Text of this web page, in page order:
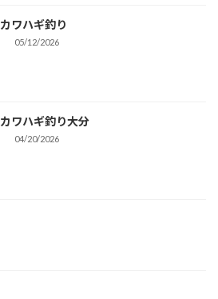
カワハギ釣り
05/12/2026
カワハギ釣り大分
04/20/2026